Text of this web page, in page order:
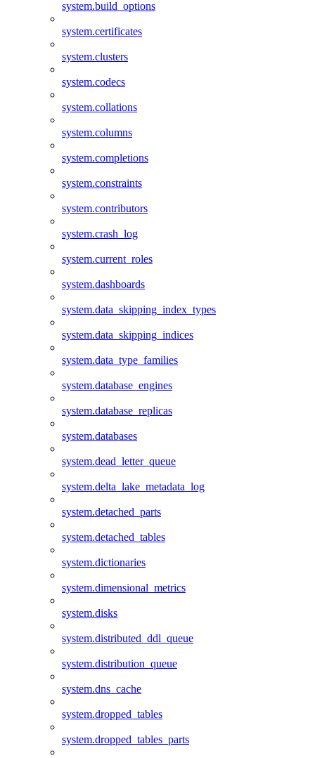
system.build_options
system.certificates
system.clusters
system.codecs
system.collations
system.columns
system.completions
system.constraints
system.contributors
system.crash_log
system.current_roles
system.dashboards
system.data_skipping_index_types
system.data_skipping_indices
system.data_type_families
system.database_engines
system.database_replicas
system.databases
system.dead_letter_queue
system.delta_lake_metadata_log
system.detached_parts
system.detached_tables
system.dictionaries
system.dimensional_metrics
system.disks
system.distributed_ddl_queue
system.distribution_queue
system.dns_cache
system.dropped_tables
system.dropped_tables_parts